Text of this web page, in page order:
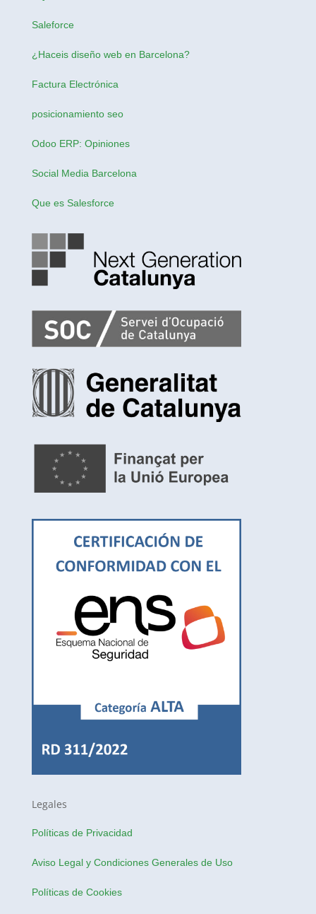
Saleforce
¿Haceis diseño web en Barcelona?
Factura Electrónica
posicionamiento seo
Odoo ERP: Opiniones
Social Media Barcelona
Que es Salesforce
Legales
Políticas de Privacidad
Aviso Legal y Condiciones Generales de Uso
Políticas de Cookies